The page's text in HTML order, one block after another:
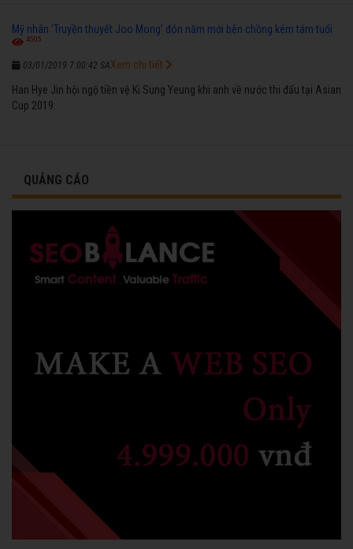
Mỹ nhân 'Truyền thuyết Joo Mong' đón năm mới bên chồng kém tám tuổi
4505
03/01/2019 7:00:42 SA
Han Hye Jin hội ngộ tiền vệ Ki Sung Yeung khi anh về nước thi đấu tại Asian
Cup 2019.
Xem chi tiết
QUẢNG CÁO